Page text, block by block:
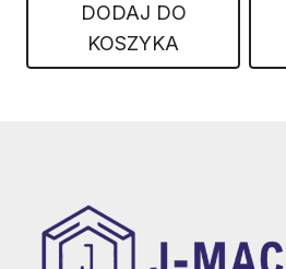
DODAJ DO
KOSZYKA